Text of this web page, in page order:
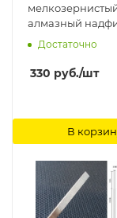
алмазный
400#(начало 0.3
Ширина 8mm)
Достаточно
330 руб./шт
В